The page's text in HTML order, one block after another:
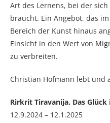
Art des Lernens, bei der
braucht. Ein Angebot, das
Bereich der Kunst hinaus
Einsicht in den Wert von
zu verbreiten.
Christian Hofmann lebt und
Rirkrit Tiravanija. Das
12.9.2024 – 12.1.2025